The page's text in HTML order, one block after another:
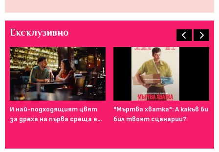
Ексклузивно
И най-подходящият цвят
за дреха на първа среща е...
"Мъртва хватка": А какъв би
бил твоят сценарии?